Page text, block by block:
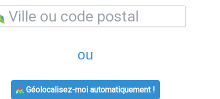
ou
Géolocalisez-moi automatiquement !